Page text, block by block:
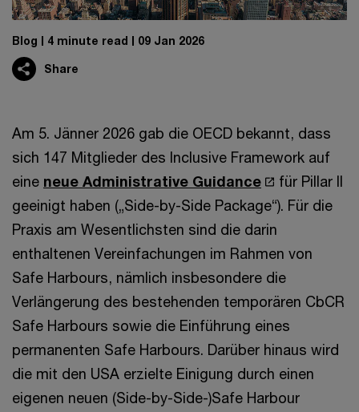
Blog 4 minute read 09 Jan 2026
Share
Am 5. Jänner 2026 gab die OECD bekannt, dass
sich 147 Mitglieder des Inclusive Framework auf
eine neue Administrative Guidance
für Pillar II
geeinigt haben („Side-by-Side Package“). Für die
Praxis am Wesentlichsten sind die darin
enthaltenen Vereinfachungen im Rahmen von
Safe Harbours, nämlich insbesondere die
Verlängerung des bestehenden temporären CbCR
Safe Harbours sowie die Einführung eines
permanenten Safe Harbours. Darüber hinaus wird
die mit den USA erzielte Einigung durch einen
eigenen neuen (Side-by-Side-)Safe Harbour